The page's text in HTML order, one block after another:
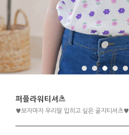
퍼플라워티셔츠
♥보자마자 우리딸 입히고 싶은 골지티셔츠♥